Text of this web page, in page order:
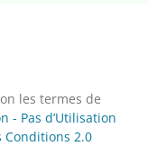
les termes de
- Pas d’Utilisation
Conditions 2.0